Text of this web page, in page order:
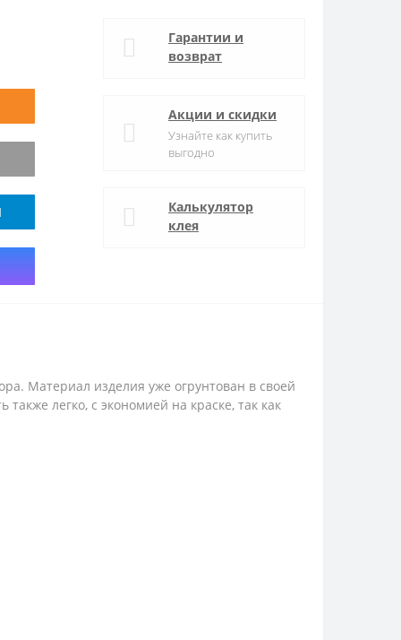
Гарантии и
возврат
Акции и скидки
Узнайте как купить
выгодно
Калькулятор
клея
Материал изделия уже огрунтован в своей
легко, с экономией на краске, так как